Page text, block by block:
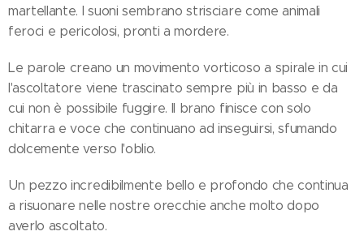
martellante. I suoni sembrano strisciare come animali
feroci e pericolosi, pronti a mordere.
Le parole creano un movimento vorticoso a spirale in cui
l'ascoltatore viene trascinato sempre più in basso e da
cui non è possibile fuggire. Il brano finisce con solo
chitarra e voce che continuano ad inseguirsi, sfumando
dolcemente verso l'oblio.
Un pezzo incredibilmente bello e profondo che continua
a risuonare nelle nostre orecchie anche molto dopo
averlo ascoltato.